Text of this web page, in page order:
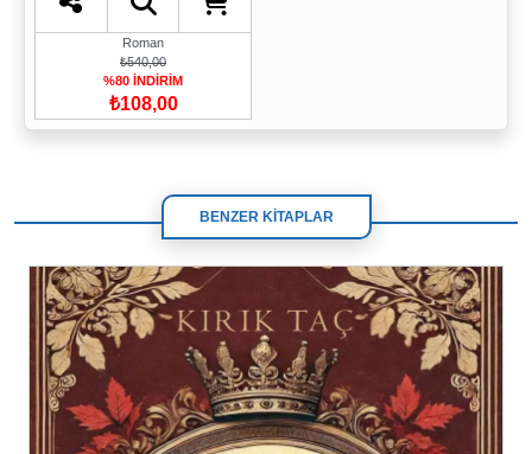
Roman
₺540,00
%80 İNDİRİM
₺108,00
BENZER KİTAPLAR